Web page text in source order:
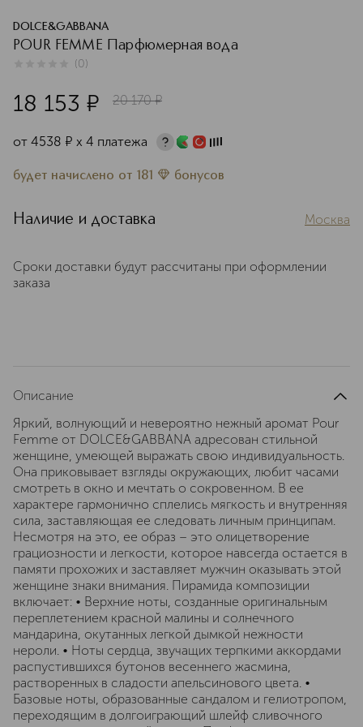
DOLCE&GABBANA
POUR FEMME Парфюмерная вода
(0)
18 153 ¤ 20 170 ¤
от 4538 ¤ х 4 платежа
будет начислено от 181 бонусов
Наличие и доставка Москва
Сроки доставки будут рассчитаны при оформлении
заказа
Описание
Яркий, волнующий и невероятно нежный аромат Pour
Femme от DOLCE&GABBANA адресован стильной
женщине, умеющей выражать свою индивидуальность.
Она приковывает взгляды окружающих, любит часами
смотреть в окно и мечтать о сокровенном. В ее
характере гармонично сплелись мягкость и внутренняя
сила, заставляющая ее следовать личным принципам.
Несмотря на это, ее образ – это олицетворение
грациозности и легкости, которое навсегда остается в
памяти прохожих и заставляет мужчин оказывать этой
женщине знаки внимания. Пирамида композиции
включает: • Верхние ноты, созданные оригинальным
переплетением красной малины и солнечного
мандарина, окутанных легкой дымкой нежности
нероли. • Ноты сердца, звучащих терпкими аккордами
распустившихся бутонов весеннего жасмина,
растворенных в сладости апельсинового цвета. •
Базовые ноты, образованные сандалом и гелиотропом,
переходящим в долгоиграющий шлейф сливочного